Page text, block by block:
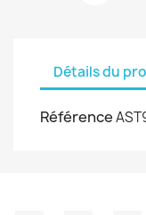
Détails du
Référence